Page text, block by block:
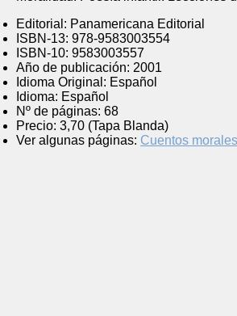
Editorial: Panamericana Editorial
ISBN-13: 978-9583003554
ISBN-10: 9583003557
Año de publicación: 2001
Idioma Original: Español
Idioma: Español
Nº de páginas: 68
Precio: 3,70 (Tapa Blanda)
Ver algunas páginas: Cuentos morales